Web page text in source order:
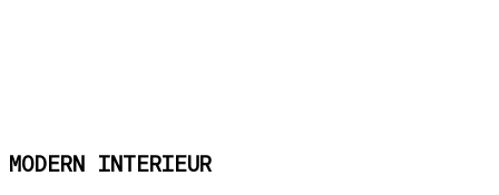
MODERN INTERIEUR